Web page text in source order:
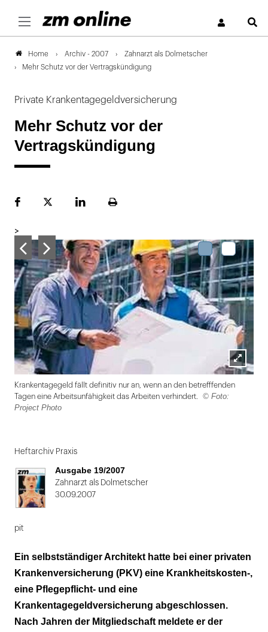
Home Archiv - 2007
Zahnarzt als Dolmetscher
Mehr Schutz vor der Vertragskündigung
Private Krankentagegeldversicherung
Mehr Schutz vor der
Vertragskündigung
FacebookPlattformLinekdInSeite
>
Lightbox
öffnen
Krankentagegeld fällt definitiv nur an, wenn an den betrefffenden
Tagen eine Arbeitsunfähigkeit das Arbeiten verhindert.
© Foto:
Project Photo
1
von
Heftarchiv Praxis
Ausgabe 19/2007
Zahnarzt als Dolmetscher
30.09.2007
pit
Ein selbstständiger Architekt hatte bei einer privaten
Krankenversicherung (PKV) eine Krankheitskosten-,
eine Pflegepflicht- und eine
Krankentagegeldversicherung abgeschlossen.
Nach Jahren der Mitgliedschaft meldete er der